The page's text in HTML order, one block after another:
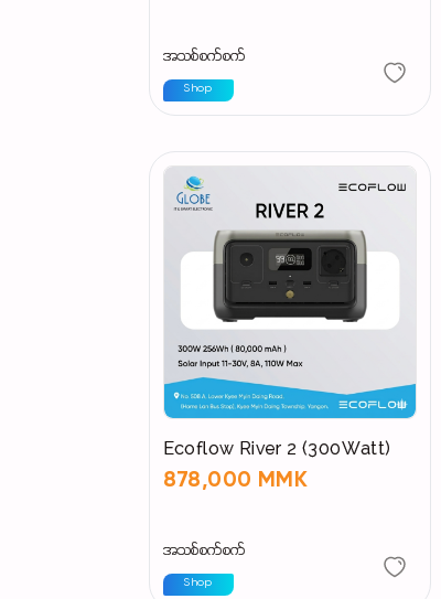
အသစ်စက်စက်
Shop
Ecoflow River 2 (300Watt)
878,000 MMK
အသစ်စက်စက်
Shop